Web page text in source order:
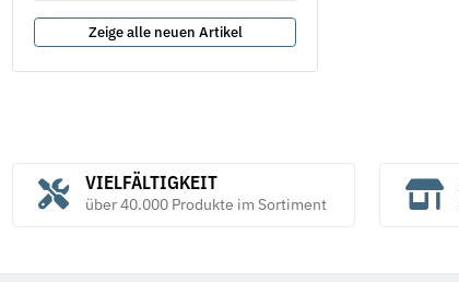
Zeige alle neuen Artikel
VIELFÄLTIGKEIT
über 40.000 Produkte im Sortiment